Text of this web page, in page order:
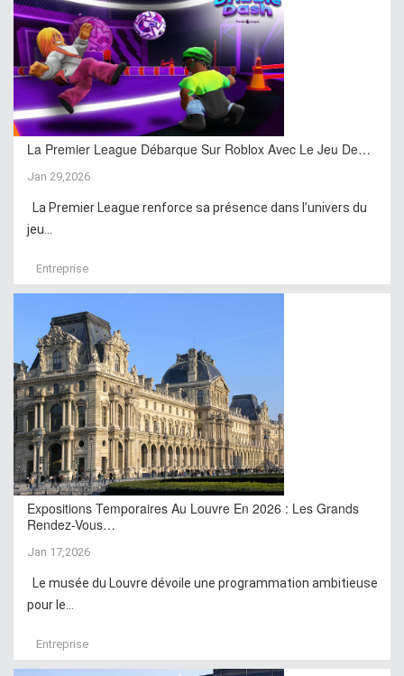
La Premier League Débarque Sur Roblox Avec Le Jeu De…
Jan 29,2026
La Premier League renforce sa présence dans l’univers du
jeu...
Entreprise
Expositions Temporaires Au Louvre En 2026 : Les Grands
Rendez-Vous…
Jan 17,2026
Le musée du Louvre dévoile une programmation ambitieuse
pour le...
Entreprise